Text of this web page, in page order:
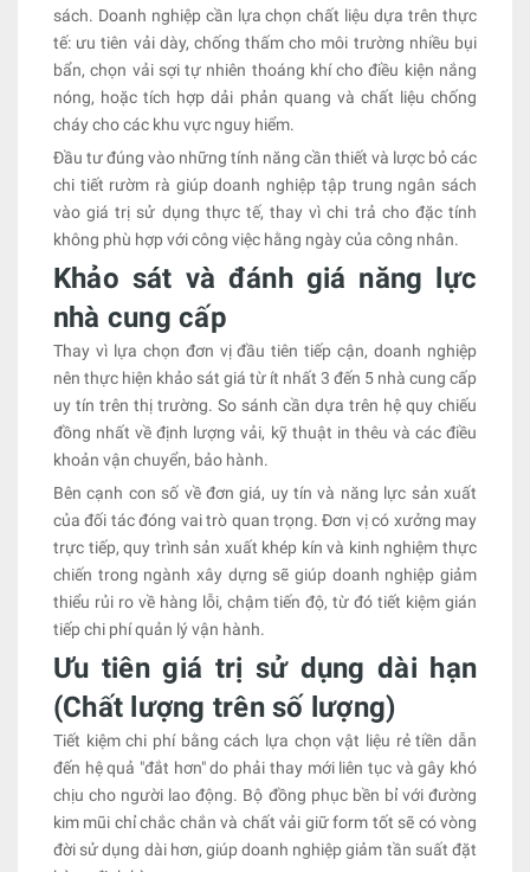
sách. Doanh nghiệp cần lựa chọn chất liệu dựa trên thực
tế: ưu tiên vải dày, chống thấm cho môi trường nhiều bụi
bẩn, chọn vải sợi tự nhiên thoáng khí cho điều kiện nắng
nóng, hoặc tích hợp dải phản quang và chất liệu chống
cháy cho các khu vực nguy hiểm.
Đầu tư đúng vào những tính năng cần thiết và lược bỏ các
chi tiết rườm rà giúp doanh nghiệp tập trung ngân sách
vào giá trị sử dụng thực tế, thay vì chi trả cho đặc tính
không phù hợp với công việc hằng ngày của công nhân.
Khảo sát và đánh giá năng lực
nhà cung cấp
Thay vì lựa chọn đơn vị đầu tiên tiếp cận, doanh nghiệp
nên thực hiện khảo sát giá từ ít nhất 3 đến 5 nhà cung cấp
uy tín trên thị trường. So sánh cần dựa trên hệ quy chiếu
đồng nhất về định lượng vải, kỹ thuật in thêu và các điều
khoản vận chuyển, bảo hành.
Bên cạnh con số về đơn giá, uy tín và năng lực sản xuất
của đối tác đóng vai trò quan trọng. Đơn vị có xưởng may
trực tiếp, quy trình sản xuất khép kín và kinh nghiệm thực
chiến trong ngành xây dựng sẽ giúp doanh nghiệp giảm
thiểu rủi ro về hàng lỗi, chậm tiến độ, từ đó tiết kiệm gián
tiếp chi phí quản lý vận hành.
Ưu tiên giá trị sử dụng dài hạn
(Chất lượng trên số lượng)
Tiết kiệm chi phí bằng cách lựa chọn vật liệu rẻ tiền dẫn
đến hệ quả "đắt hơn" do phải thay mới liên tục và gây khó
chịu cho người lao động. Bộ đồng phục bền bỉ với đường
kim mũi chỉ chắc chắn và chất vải giữ form tốt sẽ có vòng
đời sử dụng dài hơn, giúp doanh nghiệp giảm tần suất đặt